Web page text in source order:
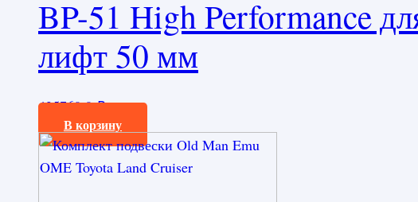
BP-51 High Performance
лифт 50 мм
425760,0₽
В корзину